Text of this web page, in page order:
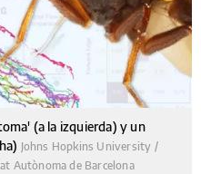
(a la izquierda) y un
Johns Hopkins University /
Autònoma de Barcelona